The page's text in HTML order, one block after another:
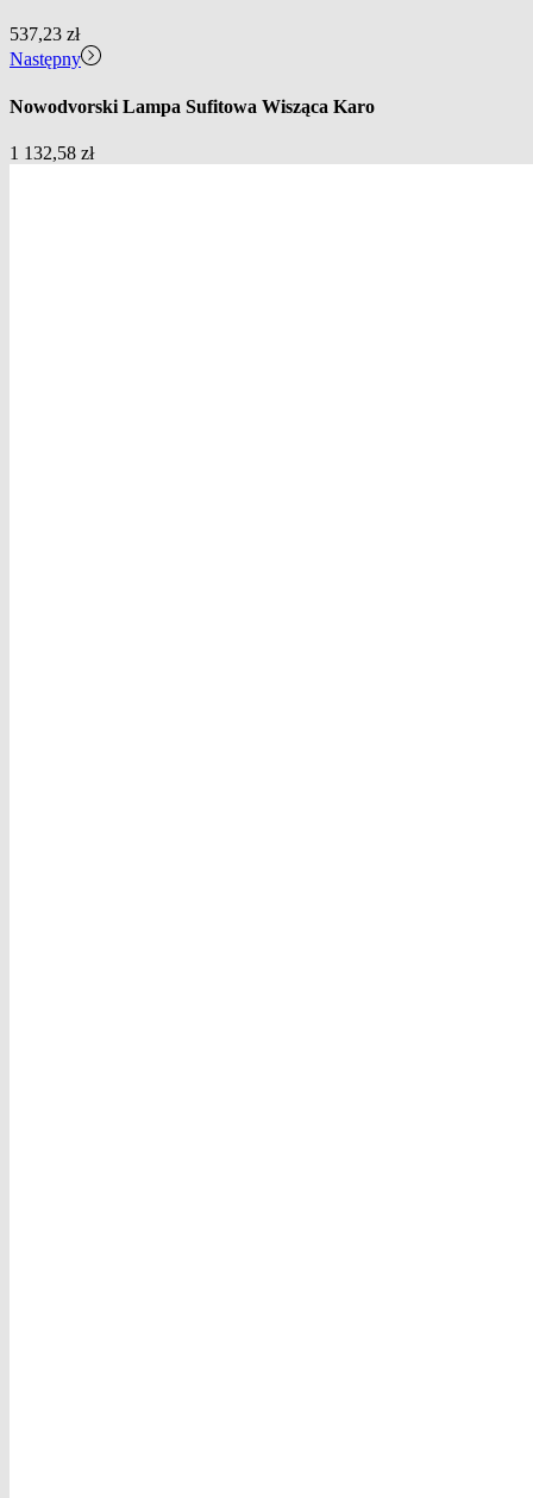
537,23 zł
Następny
Nowodvorski Lampa Sufitowa Wisząca Karo
1 132,58 zł